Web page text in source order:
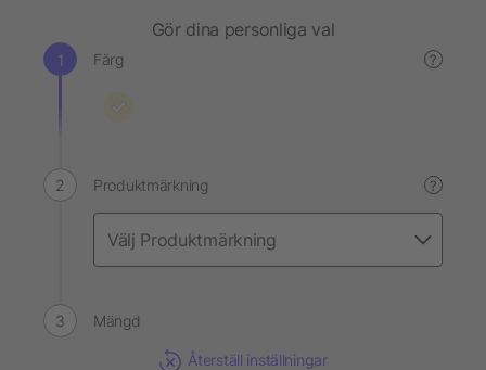
Gör dina personliga val
Färg ?
Produktmärkning ?
Mängd
Återställ inställningar